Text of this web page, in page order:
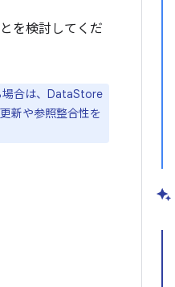
を検討してくだ
場合は、DataStore
新や参照整合性を